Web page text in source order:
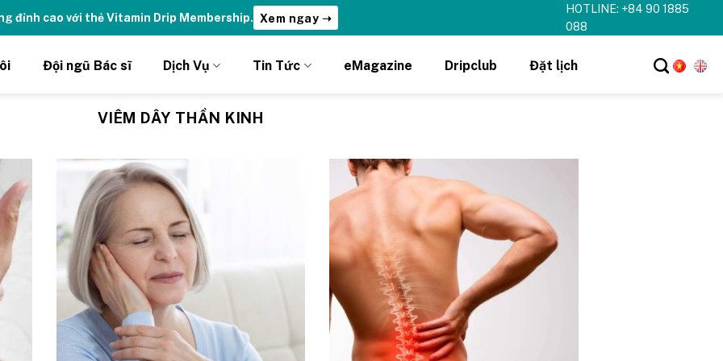
đỉnh cao với thẻ Vitamin Drip Membership. Xem ngay ➝
HOTLINE: +84 90 1885
088
Đội ngũ Bác sĩ Dịch Vụ Tin Tức eMagazine Dripclub Đặt lịch
VIÊM DÂY THẦN KINH